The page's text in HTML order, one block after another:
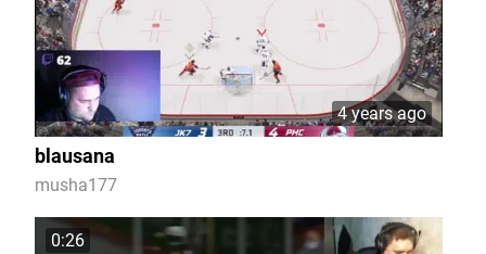
4 years ago
blausana
musha177
0:26